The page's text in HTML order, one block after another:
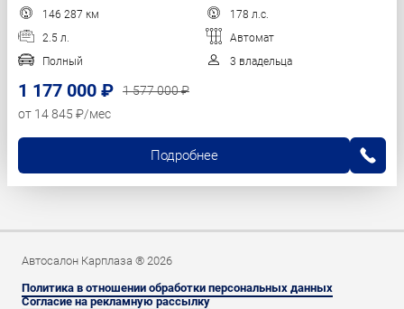
146 287 км
178 л.с.
2.5 л.
Автомат
Полный
3 владельца
1 177 000 ₽
1 577 000 ₽
от 14 845 ₽/мес
Подробнее
Автосалон Карплаза ® 2026
Политика в отношении обработки персональных данных
Согласие на рекламную рассылку